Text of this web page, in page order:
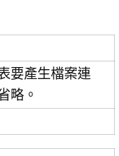
要產生檔案連
略。